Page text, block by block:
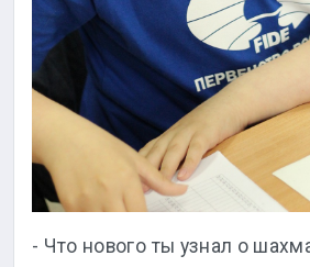
- Что нового ты узнал о